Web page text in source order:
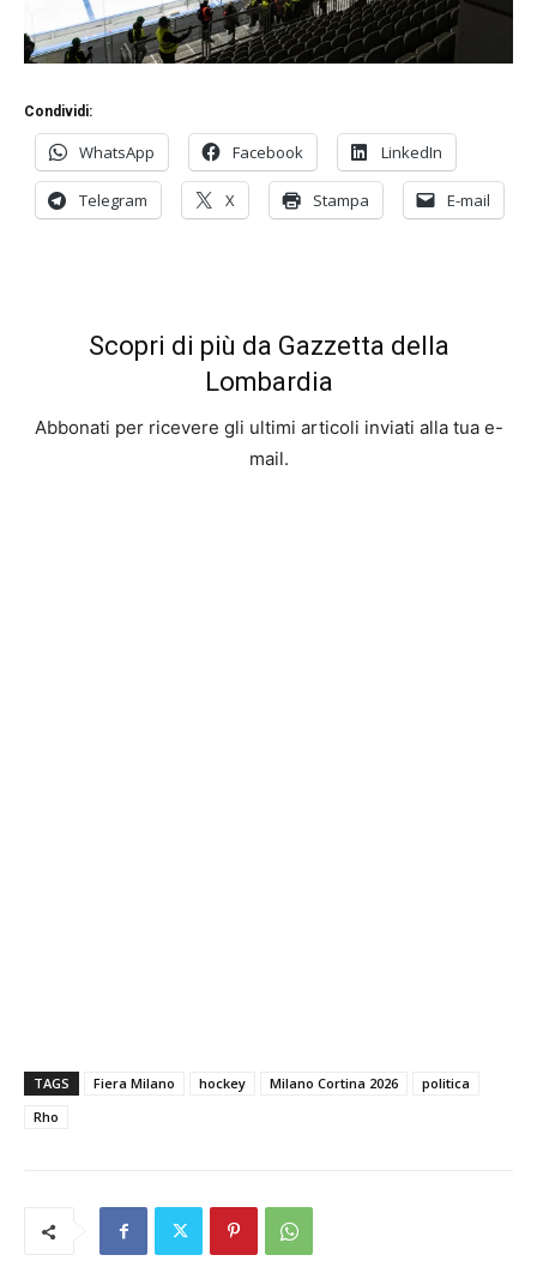
Condividi:
WhatsApp Facebook LinkedIn
Telegram X Stampa E-mail
Scopri di più da Gazzetta della
Lombardia
Abbonati per ricevere gli ultimi articoli inviati alla tua e-
mail.
TAGS Fiera Milano hockey Milano Cortina 2026
politica
Rho